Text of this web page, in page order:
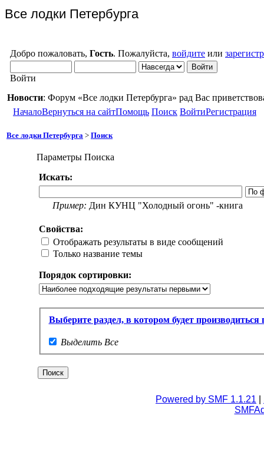
Все лодки Петербурга
Добро пожаловать, Гость. Пожалуйста, войдите или
Войти
Новости: Форум «Все лодки Петербурга» рад Вас
НачалоВернуться на сайтПомощь Поиск ВойтиРегистрация
Все лодки Петербурга > Поиск
Параметры Поиска
Искать:
Пример: Дин КУНЦ "Холодный огонь" -книга
Свойства:
Отображать результаты в виде сообщений
Только название темы
Порядок сортировки:
Выберите раздел, в котором будет производиться
Выделить Все
Powered by SMF 1.1.21